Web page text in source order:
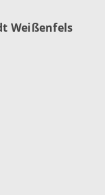
Weißenfels